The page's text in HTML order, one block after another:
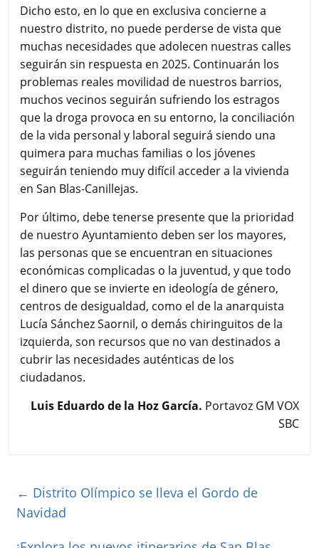
Dicho esto, en lo que en exclusiva concierne a
nuestro distrito, no puede perderse de vista que
muchas necesidades que adolecen nuestras calles
seguirán sin respuesta en 2025. Continuarán los
problemas reales movilidad de nuestros barrios,
muchos vecinos seguirán sufriendo los estragos
que la droga provoca en su entorno, la conciliación
de la vida personal y laboral seguirá siendo una
quimera para muchas familias o los jóvenes
seguirán teniendo muy difícil acceder a la vivienda
en San Blas-Canillejas.
Por último, debe tenerse presente que la prioridad
de nuestro Ayuntamiento deben ser los mayores,
las personas que se encuentran en situaciones
económicas complicadas o la juventud, y que todo
el dinero que se invierte en ideología de género,
centros de desigualdad, como el de la anarquista
Lucía Sánchez Saornil, o demás chiringuitos de la
izquierda, son recursos que no van destinados a
cubrir las necesidades auténticas de los
ciudadanos.
Luis Eduardo de la Hoz García. Portavoz GM VOX
SBC
← Distrito Olímpico se lleva el Gordo de
Navidad